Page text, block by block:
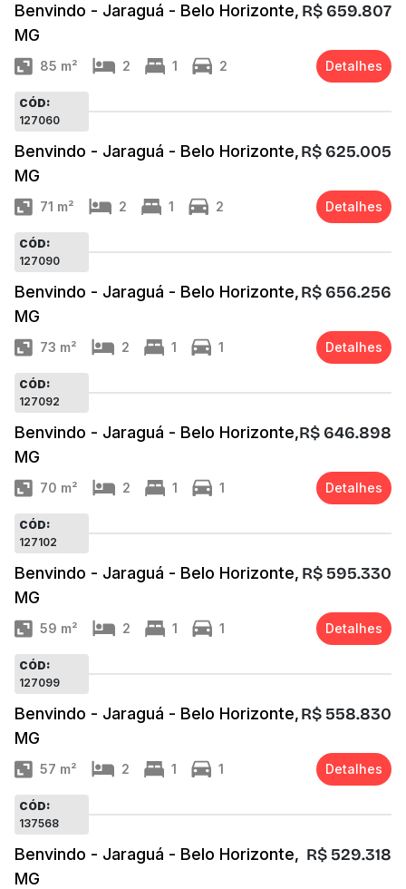
Benvindo - Jaraguá - Belo Horizonte,
MG
R$ 659.807
85 m² 2 1 2 Detalhes
CÓD:
127060
Benvindo - Jaraguá - Belo Horizonte,
MG
R$ 625.005
71 m² 2 1 2 Detalhes
CÓD:
127090
Benvindo - Jaraguá - Belo Horizonte,
MG
R$ 656.256
73 m² 2 1 1 Detalhes
CÓD:
127092
Benvindo - Jaraguá - Belo Horizonte,
MG
R$ 646.898
70 m² 2 1 1 Detalhes
CÓD:
127102
Benvindo - Jaraguá - Belo Horizonte,
MG
R$ 595.330
59 m² 2 1 1 Detalhes
CÓD:
127099
Benvindo - Jaraguá - Belo Horizonte,
MG
R$ 558.830
57 m² 2 1 1 Detalhes
CÓD:
137568
Benvindo - Jaraguá - Belo Horizonte,
MG
R$ 529.318